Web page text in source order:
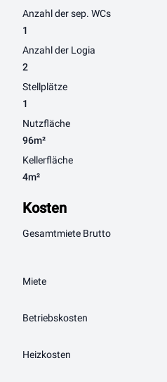
Anzahl der sep. WCs
1
Anzahl der Logia
2
Stellplätze
1
Nutzfläche
96m²
Kellerfläche
4m²
Kosten
Gesamtmiete Brutto
Miete
Betriebskosten
Heizkosten